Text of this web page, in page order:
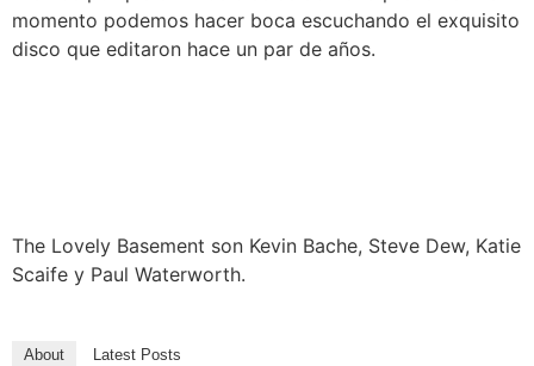
momento podemos hacer boca escuchando el exquisito
disco que editaron hace un par de años.
The Lovely Basement son Kevin Bache, Steve Dew, Katie
Scaife y Paul Waterworth.
About Latest Posts